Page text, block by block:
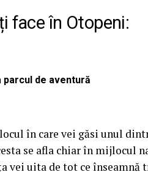
face în Otopeni:
parcul de aventură
în care vei găsi unul
se afla chiar în mijlocul
vei uita de tot ce